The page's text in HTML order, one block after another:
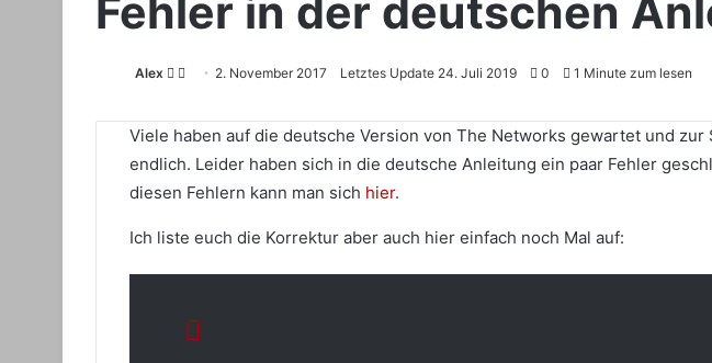
Fehler in der deutschen
Alex
Follow
X
Sende
eine
2. November 2017 Letztes Update 24. Juli 2019 0 1 Minute zum lesen
Viele haben auf die deutsche Version von The Networks gewartet und zur
endlich. Leider haben sich in die deutsche Anleitung ein paar Fehler
diesen Fehlern kann man sich hier.
Ich liste euch die Korrektur aber auch hier einfach noch Mal auf: